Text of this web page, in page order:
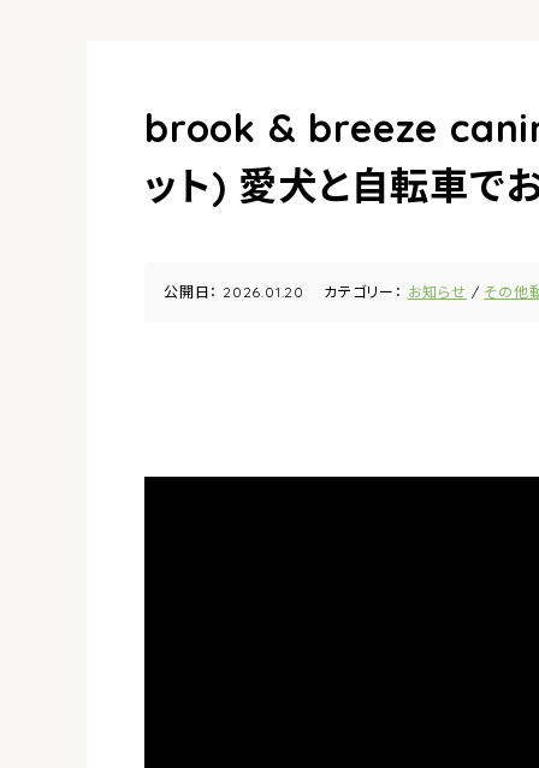
brook & breeze
ット) 愛犬と自転車で
公開日： 2026.01.20 カテゴリー： お知らせ その他